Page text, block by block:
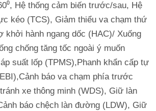
Hệ thống cảm biến trước/sau, Hệ
kéo (TCS), Giảm thiểu va chạm thứ
khởi hành ngang dốc (HAC)/ Xuống
chống tăng tốc ngoài ý muốn
suất lốp (TPMS),Phanh khẩn cấp tự
báo va chạm phía trước
xe thông minh (WDS), Giữ làn
báo chệch làn đường (LDW), Giữ